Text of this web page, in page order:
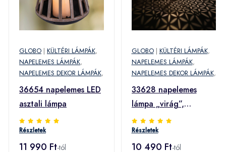
GLOBO | KÜLTÉRI LÁMPÁK,
NAPELEMES LÁMPÁK,
NAPELEMES DEKOR LÁMPÁK,
36654 napelemes LED
asztali lámpa
Részletek
11 990 Ft-tól
GLOBO| KÜLTÉRI LÁMPÁK,
NAPELEMES LÁMPÁK,
NAPELEMES DEKOR LÁMPÁK,
33628 napelemes
lámpa „virág”,
leszúrható szürke
Részletek
10 490 Ft-tól